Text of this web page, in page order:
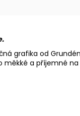
grafika od
měkké a příjemné na